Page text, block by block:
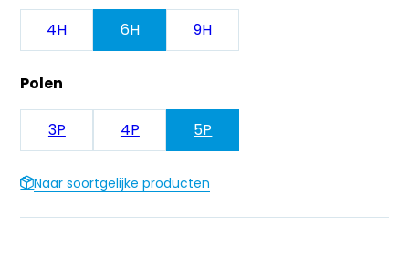
4H 6H 9H
Polen
3P 4P 5P
Naar soortgelijke producten